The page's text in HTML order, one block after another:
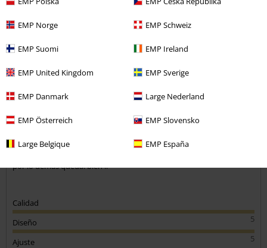
EMP Norge EMP Schweiz
EMP Suomi EMP Ireland
EMP United Kingdom EMP Sverige
EMP Danmark Large Nederland
EMP Österreich EMP Slovensko
Large Belgique EMP España
Comentario
1 Reseñas
Bien pero ...
no
por lo demas queda. bien ..
Calidad
5
Diseño
5
Ajuste